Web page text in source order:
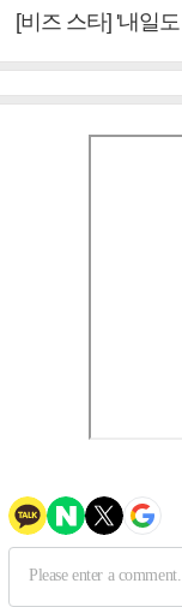
[비즈 스타] '내일